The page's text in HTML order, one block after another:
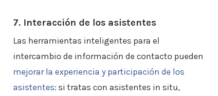
7. Interacción de los asistentes
Las herramientas inteligentes para el
intercambio de información de contacto pueden
mejorar la experiencia y participación de los
asistentes: si tratas con asistentes in situ,